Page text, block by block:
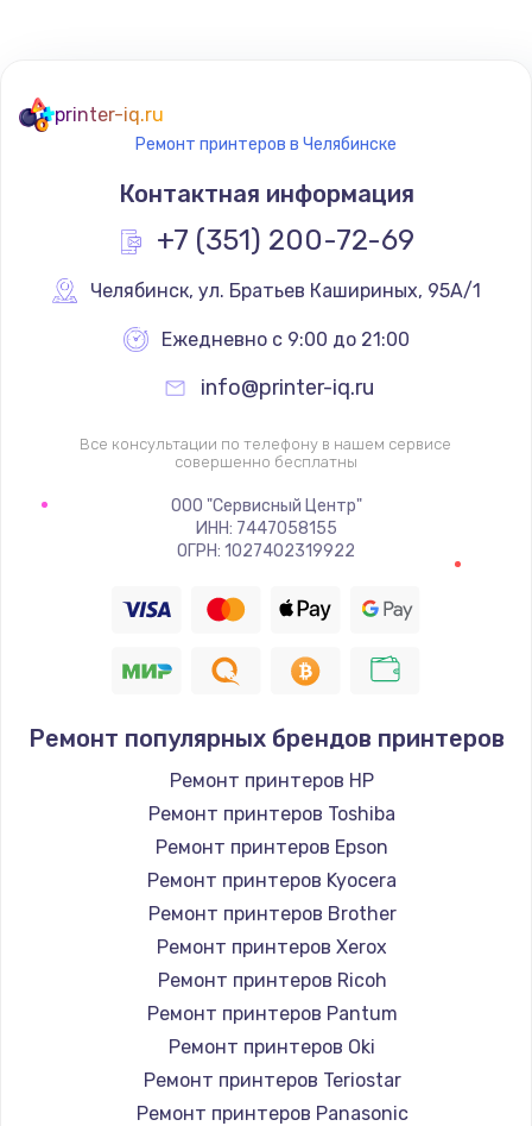
printer-iq.ru
Ремонт принтеров в Челябинске
Контактная информация
+7 (351) 200-72-69
Челябинск, ул. Братьев Кашириных, 95А/1
Ежедневно с 9:00 до 21:00
info@printer-iq.ru
Все консультации по телефону в нашем сервисе
совершенно бесплатны
ООО "Сервисный Центр"
ИНН: 7447058155
ОГРН: 1027402319922
Ремонт популярных брендов принтеров
Ремонт принтеров HP
Ремонт принтеров Toshiba
Ремонт принтеров Epson
Ремонт принтеров Kyocera
Ремонт принтеров Brother
Ремонт принтеров Xerox
Ремонт принтеров Ricoh
Ремонт принтеров Pantum
Ремонт принтеров Oki
Ремонт принтеров Teriostar
Ремонт принтеров Panasonic